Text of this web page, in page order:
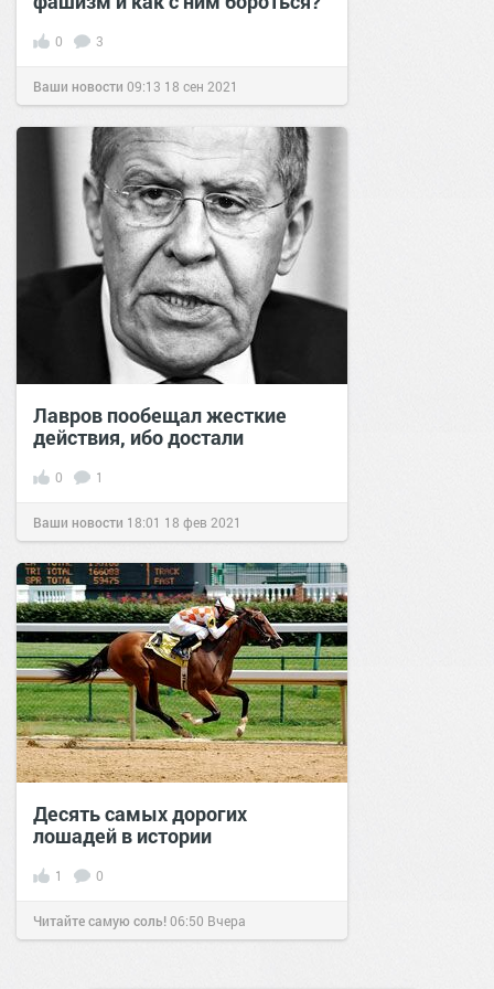
0 3
Ваши новости 09:13 18 сен 2021
Лавров пообещал жесткие
действия, ибо достали
0 1
Ваши новости 18:01 18 фев 2021
Десять самых дорогих
лошадей в истории
1 0
Читайте самую соль!06:50 Вчера